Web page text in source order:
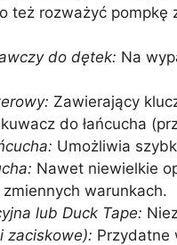
też rozważyć pompkę
do dętek: Na
Zawierający
do łańcucha
Umożliwia
Nawet niewielkie
zmiennych warunkach.
lub Duck Tape:
zaciskowe): Przydatne